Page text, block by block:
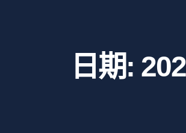
日期: